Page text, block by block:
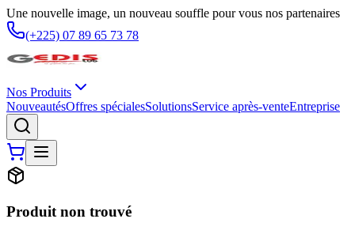
Une nouvelle image, un nouveau souffle pour vous nos partenaires
(+225) 07 89 65 73 78
Nos Produits
NouveautésOffres spécialesSolutionsService après-venteEntreprise
Produit non trouvé